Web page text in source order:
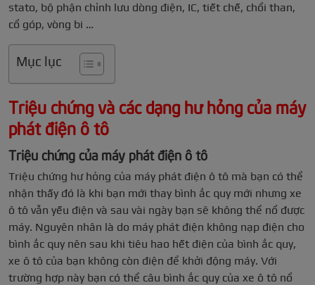
stato, bộ phận chỉnh lưu dòng điện, IC, tiết chế, chổi than,
cổ góp, vòng bi …
Mục lục
Triệu chứng và các dạng hư hỏng của máy
phát điện ô tô
Triệu chứng của máy phát điện ô tô
Triệu chứng hư hỏng của máy phát điện ô tô mà bạn có thể
nhận thấy đó là khi bạn mới thay bình ắc quy mới nhưng xe
ô tô vẫn yếu điện và sau vài ngày bạn sẽ không thể nổ được
máy. Nguyên nhân là do máy phát điện không nạp điện cho
bình ắc quy nên sau khi tiêu hao hết điện của bình ắc quy,
xe ô tô của bạn không còn điện để khởi động máy. Với
trường hợp này bạn có thể câu bình ắc quy của xe ô tô nổ